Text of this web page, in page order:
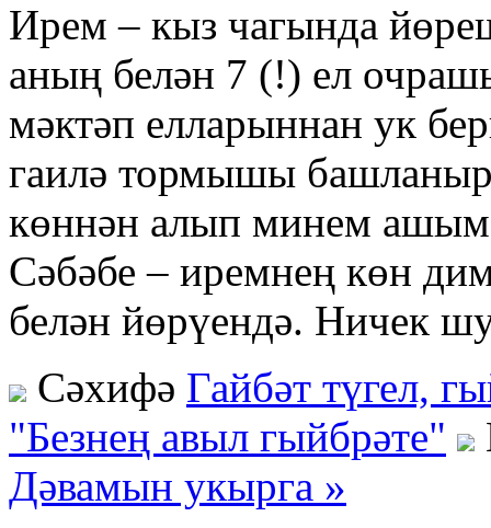
Ирем – кыз чагында
аның белән 7 (!) ел
мәктәп елларыннан ук
гаилә тормышы
көннән алып минем
Сәбәбе – иремнең көн
белән йөрүендә. Ничек
Сәхифә Гайбәт түгел,
"Безнең авыл гыйбрәте"
Дәвамын укырга »